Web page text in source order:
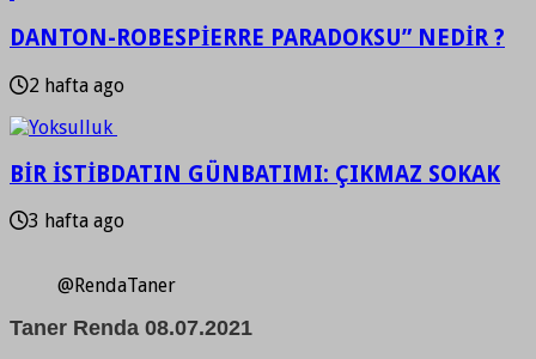
DANTON-ROBESPİERRE PARADOKSU” NEDİR ?
2 hafta ago
BİR İSTİBDATIN GÜNBATIMI: ÇIKMAZ SOKAK
3 hafta ago
@RendaTaner
Taner Renda 08.07.2021